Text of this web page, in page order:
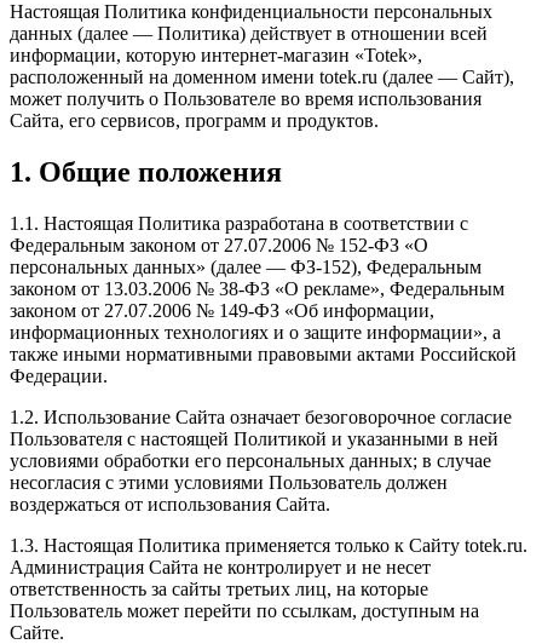
Настоящая Политика конфиденциальности персональных
данных (далее — Политика) действует в отношении всей
информации, которую интернет-магазин «Totek»,
расположенный на доменном имени totek.ru (далее — Сайт),
может получить о Пользователе во время использования
Сайта, его сервисов, программ и продуктов.
1. Общие положения
1.1. Настоящая Политика разработана в соответствии с
Федеральным законом от 27.07.2006 № 152-ФЗ «О
персональных данных» (далее — ФЗ-152), Федеральным
законом от 13.03.2006 № 38-ФЗ «О рекламе», Федеральным
законом от 27.07.2006 № 149-ФЗ «Об информации,
информационных технологиях и о защите информации», а
также иными нормативными правовыми актами Российской
Федерации.
1.2. Использование Сайта означает безоговорочное согласие
Пользователя с настоящей Политикой и указанными в ней
условиями обработки его персональных данных; в случае
несогласия с этими условиями Пользователь должен
воздержаться от использования Сайта.
1.3. Настоящая Политика применяется только к Сайту totek.ru.
Администрация Сайта не контролирует и не несет
ответственность за сайты третьих лиц, на которые
Пользователь может перейти по ссылкам, доступным на
Сайте.